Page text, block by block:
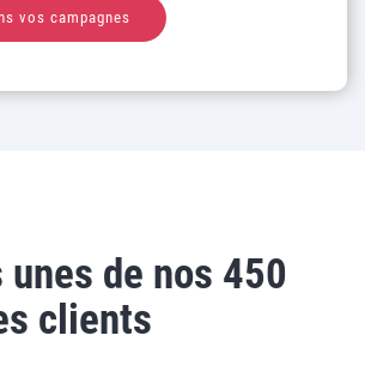
vos campagnes
unes de nos 450
clients